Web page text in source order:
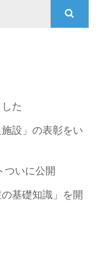
た
設」の表彰をい
ついに公開
基礎知識」を開